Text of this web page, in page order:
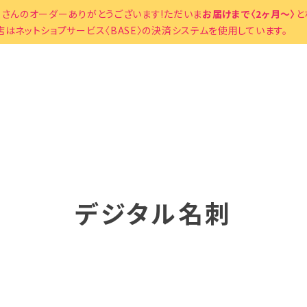
さんのオーダーありがとうございます!ただいまお届けまで〈2ヶ月〜〉
はネットショプサービス〈BASE〉の決済システムを使用しています。
デジタル名刺